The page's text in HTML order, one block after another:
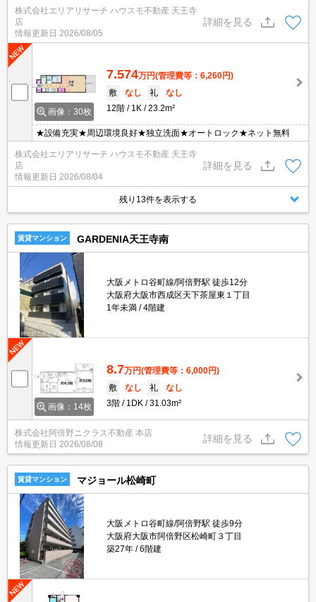
株式会社エリアリサーチ ハウスモ不動産 天王寺
店
情報更新日 2026/08/05
詳細を見る
画像：30枚
7.574万円(管理費等：6,260円)
敷
なし 礼
なし
12階
1K 23.2m²
★設備充実★周辺環境良好★独立洗面★オートロック★ネット無料
株式会社エリアリサーチ ハウスモ不動産 天王寺
店
情報更新日 2026/08/04
詳細を見る
残り13件を表示する
賃貸マンション GARDENIA天王寺南
大阪メトロ谷町線/阿倍野駅 徒歩12分
大阪府大阪市西成区天下茶屋東１丁目
1年未満
4階建
画像：14枚
8.7万円(管理費等：6,000円)
敷
なし 礼
なし
3階
1DK 31.03m²
株式会社阿倍野ニクラス不動産 本店
情報更新日 2026/08/08
詳細を見る
賃貸マンション マジョール松崎町
大阪メトロ谷町線/阿倍野駅 徒歩9分
大阪府大阪市阿倍野区松崎町３丁目
築27年
6階建